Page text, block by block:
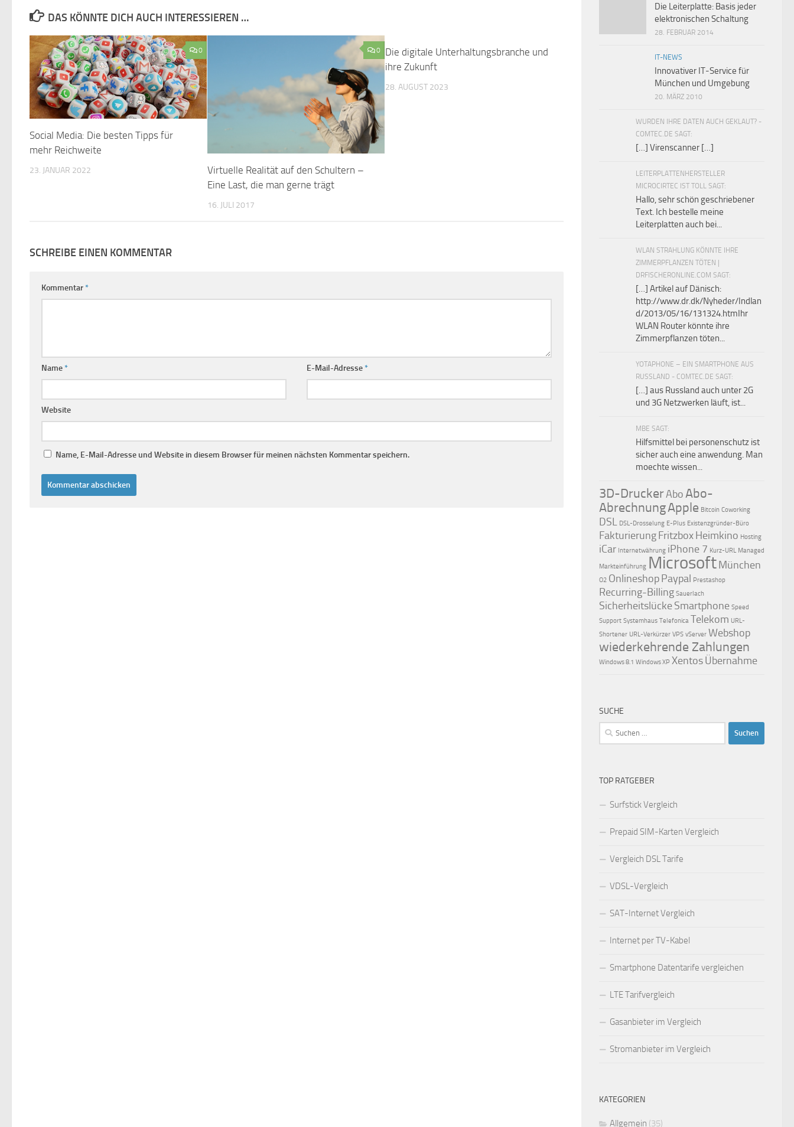
DAS KÖNNTE DICH AUCH INTERESSIEREN …
0
Social Media: Die besten Tipps für
mehr Reichweite
23. JANUAR 2022
0
Virtuelle Realität auf den Schultern –
Eine Last, die man gerne trägt
16. JULI 2017
Die digitale Unterhaltungsbranche und
ihre Zukunft
28. AUGUST 2023
SCHREIBE EINEN KOMMENTAR
Kommentar*
Name* E-Mail-Adresse*
Website
Name, E-Mail-Adresse und Website in diesem Browser für meinen nächsten Kommentar speichern.
Die Leiterplatte: Basis jeder
elektronischen Schaltung
28. FEBRUAR 2014
IT-NEWS
Innovativer IT-Service für
München und Umgebung
20. MÄRZ 2010
WURDEN IHRE DATEN AUCH GEKLAUT? -
COMTEC.DE SAGT:
[…] Virenscanner […]
LEITERPLATTENHERSTELLER
MICROCIRTEC IST TOLL SAGT:
Hallo, sehr schön geschriebener
Text. Ich bestelle meine
Leiterplatten auch bei...
WLAN STRAHLUNG KÖNNTE IHRE
ZIMMERPFLANZEN TÖTEN |
DRFISCHERONLINE.COM SAGT:
[…] Artikel auf Dänisch:
http://www.dr.dk/Nyheder/Indlan
d/2013/05/16/131324.htmIhr
WLAN Router könnte ihre
Zimmerpflanzen töten...
YOTAPHONE – EIN SMARTPHONE AUS
RUSSLAND - COMTEC.DE SAGT:
[…] aus Russland auch unter 2G
und 3G Netzwerken läuft, ist...
MBE SAGT:
Hilfsmittel bei personenschutz ist
sicher auch eine anwendung. Man
moechte wissen...
3D-Drucker Abo Abo-
AbrechnungApple Bitcoin Coworking
DSL DSL-Drosselung E-Plus Existenzgründer-Büro
Fakturierung Fritzbox Heimkino Hosting
iCar Internetwährung iPhone 7 Kurz-URL Managed
Markteinführung Microsoft München
O2 Onlineshop Paypal Prestashop
Recurring-Billing Sauerlach
Sicherheitslücke Smartphone Speed
Support Systemhaus Telefonica Telekom URL-
Shortener URL-Verkürzer VPS vServer Webshop
wiederkehrende Zahlungen
Windows 8.1 Windows XP Xentos Übernahme
SUCHE
Suchen
nach:
TOP RATGEBER
Surfstick Vergleich
Prepaid SIM-Karten Vergleich
Vergleich DSL Tarife
VDSL-Vergleich
SAT-Internet Vergleich
Internet per TV-Kabel
Smartphone Datentarife vergleichen
LTE Tarifvergleich
Gasanbieter im Vergleich
Stromanbieter im Vergleich
KATEGORIEN
Allgemein (35)